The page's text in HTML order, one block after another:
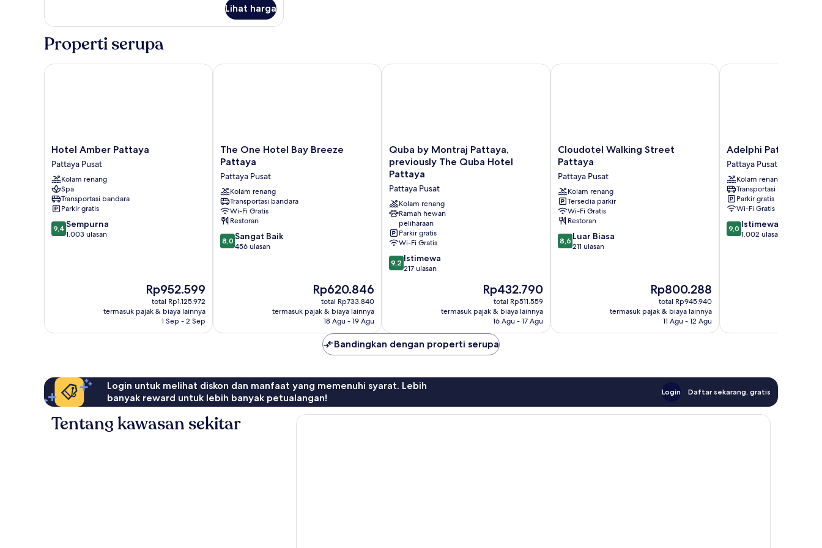
Kamar
Lihat harga
Properti serupa
Hotel
Amber
Pattaya
Pattaya
Pusat
Hotel Amber Pattaya
Pattaya Pusat
Kolam renang
Spa
Transportasi bandara
Parkir gratis
9.4
dari
9,4 Sempurna
1.003 ulasan
Harga
sekarang
Rp952.599
Rp952.599
total Rp1.125.972
termasuk pajak & biaya lainnya
1 Sep - 2 Sep
Hotel Amber Pattaya
The
One
Bay
Breeze
Pattaya
Pattaya
Pusat
The One Hotel Bay Breeze
Pattaya
Pattaya Pusat
Kolam renang
Transportasi bandara
Wi-Fi Gratis
Restoran
8.0
dari
8,0 Sangat Baik
456 ulasan
Harga
sekarang
Rp620.846
Rp620.846
total Rp733.840
termasuk pajak & biaya lainnya
18 Agu - 19 Agu
The One Hotel Bay Breeze Pattaya
Quba
by
Montraj
Pattaya,
previously
The
Quba
Hotel
Pattaya
Pattaya
Pusat
Quba by Montraj Pattaya,
previously The Quba Hotel
Pattaya
Pattaya Pusat
Kolam renang
Ramah hewan
peliharaan
Parkir gratis
Wi-Fi Gratis
9.2
dari
9,2 Istimewa
217 ulasan
Harga
sekarang
Rp432.790
Rp432.790
total Rp511.559
termasuk pajak & biaya lainnya
16 Agu - 17 Agu
Quba by Montraj Pattaya, previously The Quba Hotel Pattaya
Cloudotel
Walking
Pattaya
Pattaya
Pusat
Cloudotel Walking Street
Pattaya
Pattaya Pusat
Kolam renang
Tersedia parkir
Wi-Fi Gratis
Restoran
8.6
dari
8,6 Luar Biasa
211 ulasan
Harga
sekarang
Rp800.288
Rp800.288
total Rp945.940
termasuk pajak & biaya lainnya
11 Agu - 12 Agu
Cloudotel Walking Street Pattaya
Adelphi
Pattaya
Pattaya
Pusat
Adelphi Pattaya
Pattaya Pusat
Kolam renang
Transportasi bandara
Parkir gratis
Wi-Fi Gratis
9.0
dari
9,0 Istimewa
1.002 ulasan
Adelphi Pattaya
Bandingkan dengan properti serupa
Login untuk melihat diskon dan manfaat yang memenuhi syarat. Lebih
banyak reward untuk lebih banyak petualangan!
Login Daftar sekarang, gratis
Tentang kawasan sekitar